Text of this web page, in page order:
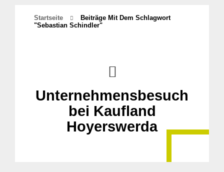
Startseite
Beiträge Mit Dem Schlagwort
"sebastian Schindler"
Unternehmensbesuch
bei Kaufland
Hoyerswerda